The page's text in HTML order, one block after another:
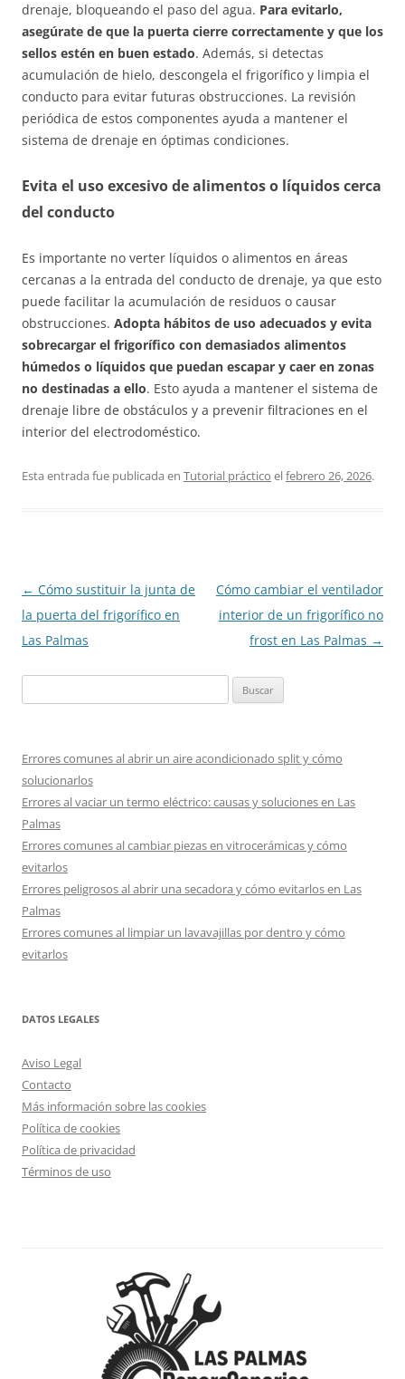
drenaje, bloqueando el paso del agua. Para evitarlo,
asegúrate de que la puerta cierre correctamente y que los
sellos estén en buen estado. Además, si detectas
acumulación de hielo, descongela el frigorífico y limpia el
conducto para evitar futuras obstrucciones. La revisión
periódica de estos componentes ayuda a mantener el
sistema de drenaje en óptimas condiciones.
Evita el uso excesivo de alimentos o líquidos cerca
del conducto
Es importante no verter líquidos o alimentos en áreas
cercanas a la entrada del conducto de drenaje, ya que esto
puede facilitar la acumulación de residuos o causar
obstrucciones. Adopta hábitos de uso adecuados y evita
sobrecargar el frigorífico con demasiados alimentos
húmedos o líquidos que puedan escapar y caer en zonas
no destinadas a ello. Esto ayuda a mantener el sistema de
drenaje libre de obstáculos y a prevenir filtraciones en el
interior del electrodoméstico.
Esta entrada fue publicada en Tutorial práctico elfebrero 26, 2026.
Navegación
de
entradas
← Cómo sustituir la junta de
la puerta del frigorífico en
Las Palmas
Cómo cambiar el ventilador
interior de un frigorífico no
frost en Las Palmas →
Errores comunes al abrir un aire acondicionado split y cómo
solucionarlos
Errores al vaciar un termo eléctrico: causas y soluciones en Las
Palmas
Errores comunes al cambiar piezas en vitrocerámicas y cómo
evitarlos
Errores peligrosos al abrir una secadora y cómo evitarlos en Las
Palmas
Errores comunes al limpiar un lavavajillas por dentro y cómo
evitarlos
DATOS LEGALES
Aviso Legal
Contacto
Más información sobre las cookies
Política de cookies
Política de privacidad
Términos de uso